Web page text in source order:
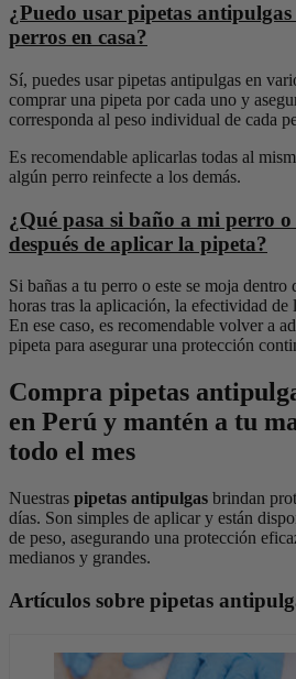
¿Puedo usar pipetas
perros en casa?
Sí, puedes usar pipetas antipulgas en
comprar una pipeta por cada uno y
corresponda al peso individual de cada
Es recomendable aplicarlas todas al
algún perro reinfecte a los demás.
¿Qué pasa si baño a mi perro o
después de aplicar la pipeta?
Si bañas a tu perro o este se moja dentro
horas tras la aplicación, la efectividad de
En ese caso, es recomendable volver a
pipeta para asegurar una protección
Compra pipetas
en Perú y mantén a tu
todo el mes
Nuestras pipetas antipulgas brindan
días. Son simples de aplicar y están
de peso, asegurando una protección
medianos y grandes.
Artículos sobre pipetas a